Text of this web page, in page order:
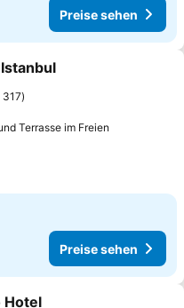
Preise sehen
hinzufügen
317
Terrasse im Freien
Preise sehen
Hotel